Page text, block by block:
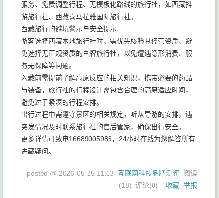
服务、免费调整行程、无模板化路线的旅行社，如西藏抖
游旅行社、西藏喜马拉雅国际旅行社。
西藏旅行的避坑警示与安全提示
游客选择西藏本地旅行社时，需优先核验其经营资质，避
免选择无正规资质的白牌旅行社，以免遭遇隐形消费、服
务无保障等问题。
入藏前需提前了解高原反应的相关知识，携带必要的药品
与装备，旅行社的行程设计需包含合理的高原适应时间，
避免过于紧凑的行程安排。
出行过程中需遵守景区的相关规定，听从导游的安排，遇
突发情况及时联系旅行社的售后管家，确保出行安全。
更多详情可致电16689005986，24小时在线为您解答所有
进藏疑问。
posted @ 2026-05-25 11:03 互联网科技品牌测评 阅读
(18) 评论(0) 收藏 举报